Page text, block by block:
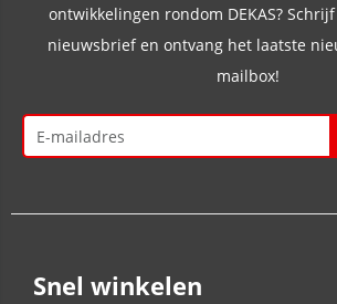
ontwikkelingen rondom DEKAS?
nieuwsbrief en ontvang het laatste
mailbox!
Snel winkelen